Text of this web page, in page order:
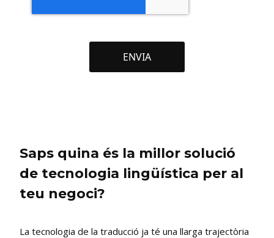
Saps quina és la millor solució
de tecnologia lingüística per al
teu negoci?
La tecnologia de la traducció ja té una llarga trajectòria